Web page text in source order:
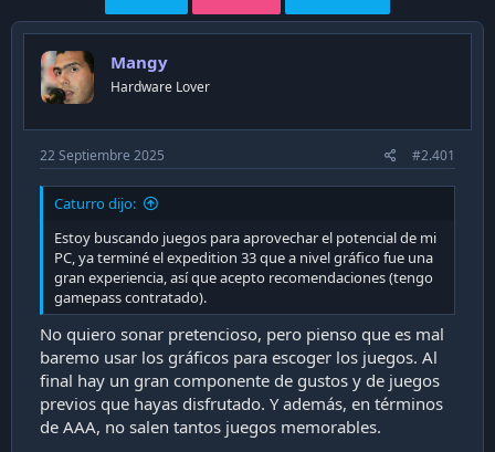
ó
e
l
t
e
m
a
a
d
u
l
c
a
ó
n
Mangy
Hardware Lover
22 Septiembre 2025 #2.401
Caturro dijo:
Estoy buscando juegos para aprovechar el potencial de mi
PC, ya terminé el expedition 33 que a nivel gráfico fue una
gran experiencia, así que acepto recomendaciones (tengo
gamepass contratado).
No quiero sonar pretencioso, pero pienso que es mal
baremo usar los gráficos para escoger los juegos. Al
final hay un gran componente de gustos y de juegos
previos que hayas disfrutado. Y además, en términos
de AAA, no salen tantos juegos memorables.